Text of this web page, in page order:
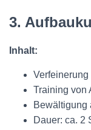
3.
Inhalt:
Verfeinerung
Training von
Bewältigung
Dauer: ca. 2